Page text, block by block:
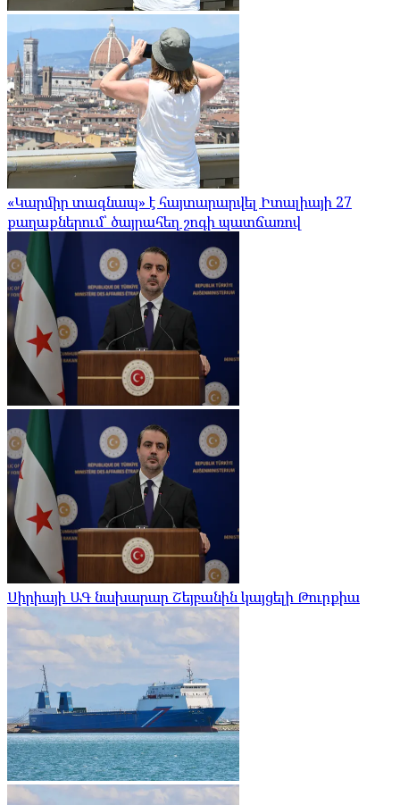
«Կարմիր տագնապ» է հայտարարվել Իտալիայի 27
քաղաքներում՝ ծայրահեղ շոգի պատճառով
Սիրիայի ԱԳ նախարար Շեյբանին կայցելի Թուրքիա